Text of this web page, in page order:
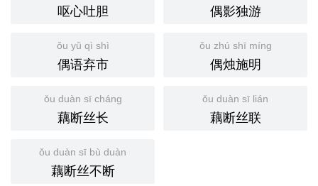
呕心吐胆 偶影独游
ǒu yǔ qì shì
偶语弃市
ǒu zhú shī míng
偶烛施明
ǒu duàn sī cháng
藕断丝长
ǒu duàn sī lián
藕断丝联
ǒu duàn sī bù duàn
藕断丝不断